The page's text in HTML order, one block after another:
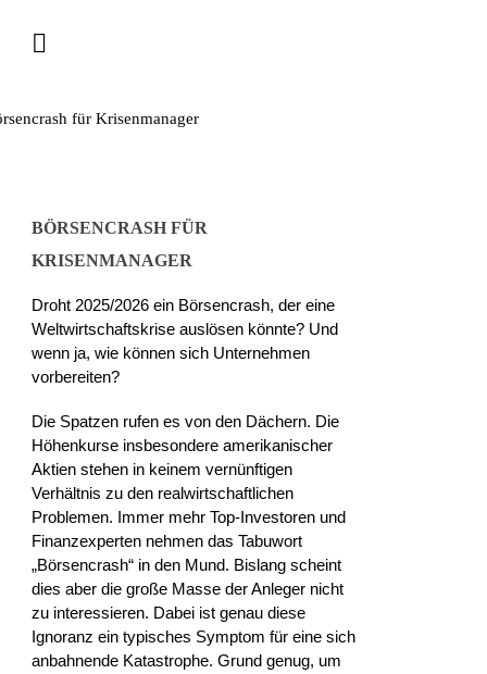
BÖRSENCRASH FÜR
KRISENMANAGER
Droht 2025/2026 ein Börsencrash, der eine
Weltwirtschaftskrise auslösen könnte? Und
wenn ja, wie können sich Unternehmen
vorbereiten?
Die Spatzen rufen es von den Dächern. Die
Höhenkurse insbesondere amerikanischer
Aktien stehen in keinem vernünftigen
Verhältnis zu den realwirtschaftlichen
Problemen. Immer mehr Top-Investoren und
Finanzexperten nehmen das Tabuwort
„Börsencrash“ in den Mund. Bislang scheint
dies aber die große Masse der Anleger nicht
zu interessieren. Dabei ist genau diese
Ignoranz ein typisches Symptom für eine sich
anbahnende Katastrophe. Grund genug, um